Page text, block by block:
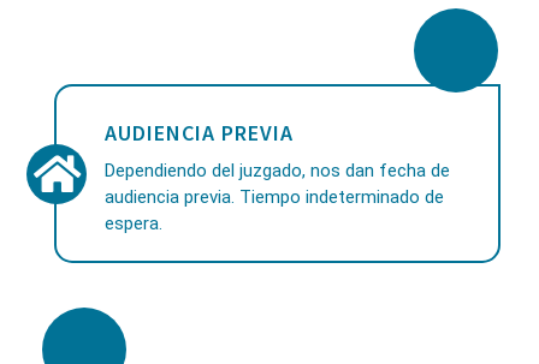
AUDIENCIA PREVIA
Dependiendo del juzgado, nos dan fecha de
audiencia previa. Tiempo indeterminado de
espera.